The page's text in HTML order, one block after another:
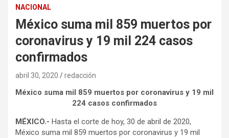
NACIONAL
México suma mil 859 muertos por
coronavirus y 19 mil 224 casos
confirmados
abril 30, 2020 redacción
México suma mil 859 muertos por coronavirus y 19 mil
224 casos confirmados
MÉXICO.- Hasta el corte de hoy, 30 de abril de 2020,
México suma mil 859 muertos por coronavirus y 19 mil